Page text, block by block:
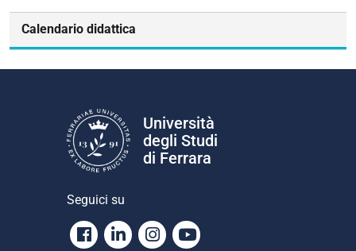
Calendario didattica
Università
degli Studi
di Ferrara
Seguici su
Facebook
LinkedinInstagram
Youtube